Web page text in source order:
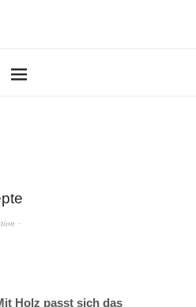
Holz passt sich das